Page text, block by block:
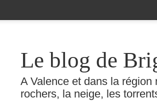
Le blog de
A Valence et dans la
rochers, la neige, les